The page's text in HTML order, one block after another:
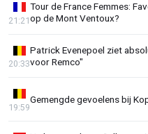
Tour de France Femmes:
op de Mont Ventoux?
21:21
Patrick Evenepoel ziet
voor Remco"
20:33
Gemengde gevoelens bij
19:59